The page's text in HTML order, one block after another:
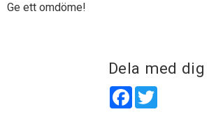
Ge ett omdöme!
Dela med dig
Facebook